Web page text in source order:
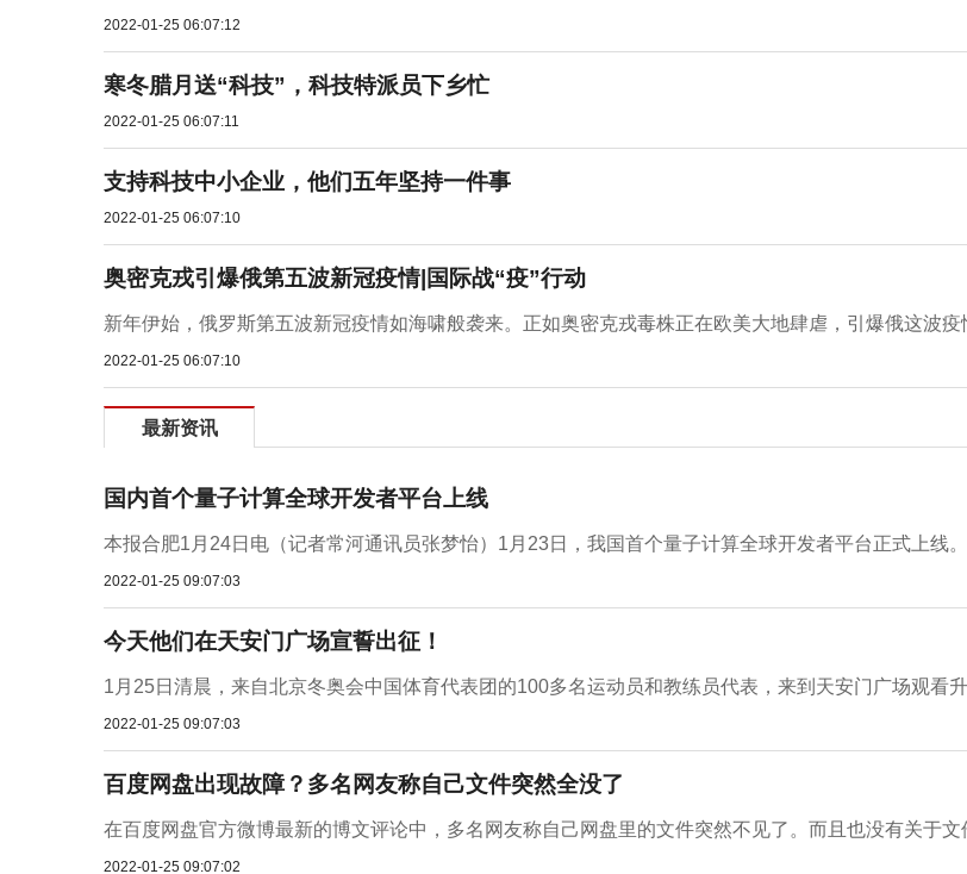
2022-01-25 06:07:12
寒冬腊月送“科技”，科技特派员下乡忙
2022-01-25 06:07:11
支持科技中小企业，他们五年坚持一件事
2022-01-25 06:07:10
奥密克戎引爆俄第五波新冠疫情|国际战“疫”行动
新年伊始，俄罗斯第五波新冠疫情如海啸般袭来。正如奥密克戎毒株正在欧美大地肆虐，引爆俄这波疫
2022-01-25 06:07:10
最新资讯
国内首个量子计算全球开发者平台上线
本报合肥1月24日电（记者常河通讯员张梦怡）1月23日，我国首个量子计算全球开发者平台正式上线
2022-01-25 09:07:03
今天他们在天安门广场宣誓出征！
1月25日清晨，来自北京冬奥会中国体育代表团的100多名运动员和教练员代表，来到天安门广场观看
2022-01-25 09:07:03
百度网盘出现故障？多名网友称自己文件突然全没了
在百度网盘官方微博最新的博文评论中，多名网友称自己网盘里的文件突然不见了。而且也没有关于文
2022-01-25 09:07:02